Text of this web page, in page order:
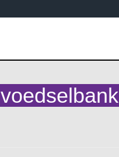
voedselbank